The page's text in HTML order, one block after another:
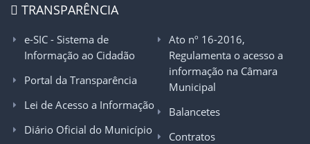
TRANSPARÊNCIA
e-SIC - Sistema de
Informação ao Cidadão
Portal da Transparência
Lei de Acesso a Informação
Diário Oficial do Município
Ato nº 16-2016,
Regulamenta o acesso a
informação na Câmara
Municipal
Balancetes
Contratos